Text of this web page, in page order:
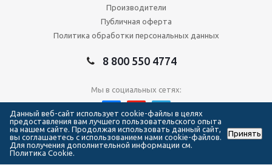
Производители
Публичная оферта
Политика обработки персональных данных
8 800 550 4774
Мы в социальных сетях:
2026 © Сеть магазинов Forma Hockey
111
Данный веб-сайт использует cookie-файлы в целях
предоставления вам лучшего пользовательского опыта
на нашем сайте. Продолжая использовать данный сайт,
вы соглашаетесь с использованием нами cookie-файлов.
Для получения дополнительной информации см.
Политика Cookie.
Принять